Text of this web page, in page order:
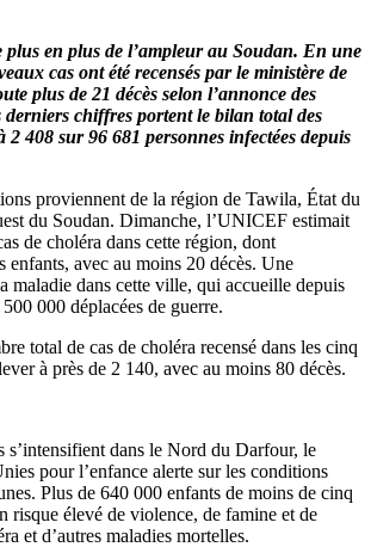
plus en plus de l’ampleur au Soudan. En une
cas ont été recensés par le ministère de
plus de 21 décès selon l’annonce des
derniers chiffres portent le bilan total des
2 408 sur 96 681 personnes infectées depuis
proviennent de la région de Tawila, État du
du Soudan. Dimanche, l’UNICEF estimait
de choléra dans cette région, dont
enfants, avec au moins 20 décès. Une
maladie dans cette ville, qui accueille depuis
000 déplacées de guerre.
total de cas de choléra recensé dans les cinq
à près de 2 140, avec au moins 80 décès.
s’intensifient dans le Nord du Darfour, le
pour l’enfance alerte sur les conditions
Plus de 640 000 enfants de moins de cinq
risque élevé de violence, de famine et de
et d’autres maladies mortelles.